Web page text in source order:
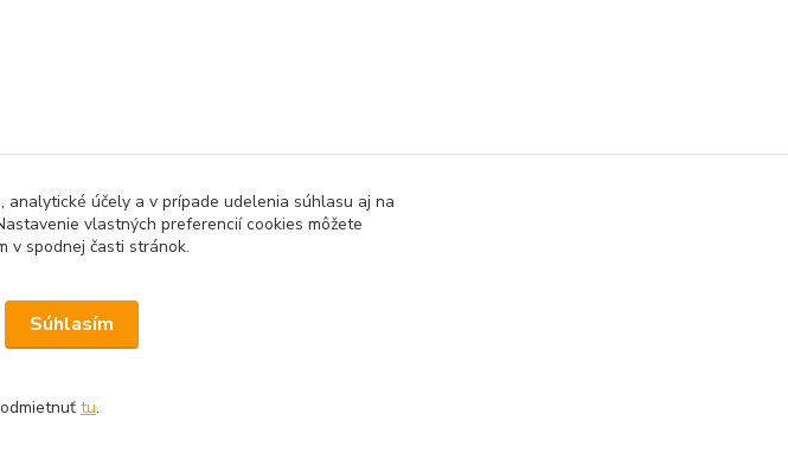
cookies.
účely a v prípade udelenia súhlasu aj na
vlastných preferencií cookies môžete
v spodnej časti stránok.
Súhlasím
tu.